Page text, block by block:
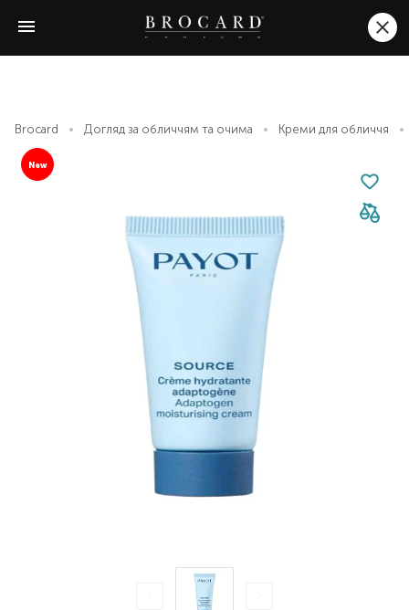
Brocard Догляд за обличчям та очима Креми для обличчя
New